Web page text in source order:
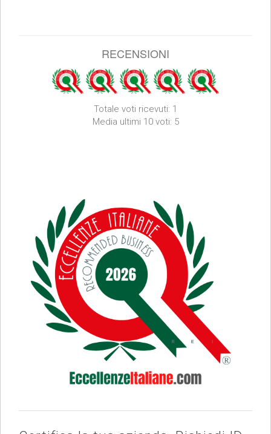
RECENSIONI
Totale voti ricevuti: 1
Media ultimi 10 voti: 5